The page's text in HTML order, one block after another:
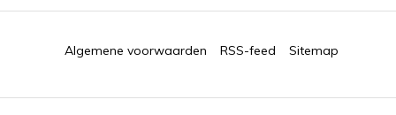
Algemene voorwaarden RSS-feed Sitemap